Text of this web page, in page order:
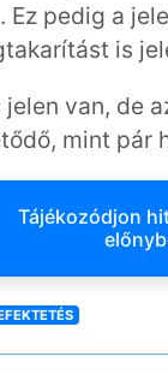
Ez pedig a
is
van, de
mint pár
Tájékozódjon